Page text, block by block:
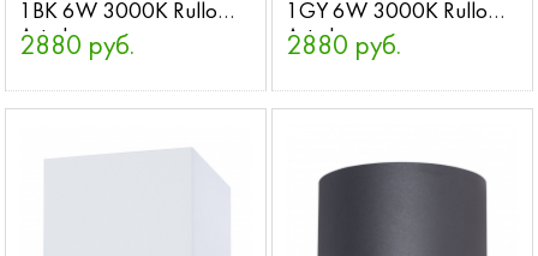
1BK 6W 3000K Rullo
Arte Lamp
2880 руб.
1GY 6W 3000K Rullo
Arte Lamp
2880 руб.